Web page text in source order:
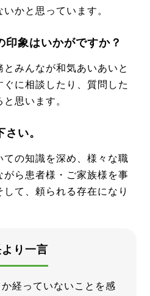
かと思っています。
印象はいかがですか？
みんなが和気あいあいと
ぐに相談したり、質問した
思います。
い。
ての知識を深め、様々な職
ら患者様・ご家族様を事
て、頼られる存在になり
より一言
経っていないことを感